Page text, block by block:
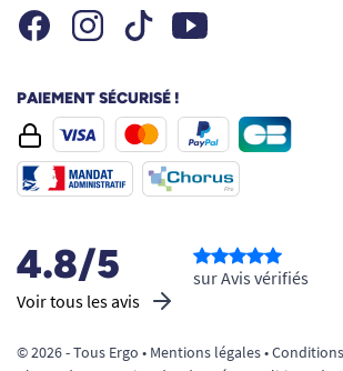
FacebookInstagramTiktok Youtube
PAIEMENT SÉCURISÉ !
4.8/5
Voir tous les avis
sur Avis vérifiés
© 2026 - Tous Ergo • Mentions légales•